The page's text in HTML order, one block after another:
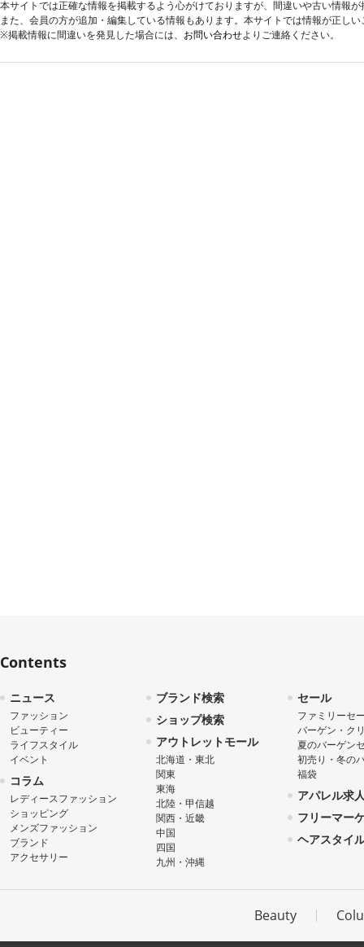
本サイトでは正確な情報を掲載するよう心がけておりますが、間違いや古い情報
また、会員の方が追加・編集している情報もあります。本サイトでは情報が正し
※掲載情報に間違いを発見した場合には、 お問い合わせよりご連絡ください。
Contents
ニュース
ファッション
ビューティー
ライフスタイル
イベント
コラム
レディースファッション
ショッピング
メンズファッション
ブランド
アクセサリー
ブランド検索
ショップ検索
アウトレットモール
北海道・東北
関東
東海
北陸・甲信越
関西・近畿
中国
四国
九州・沖縄
セール
ファミリーセ
バーゲン・ク
夏のバーゲン
初売り・冬の
福袋
アパレル求
フリーマー
ヘアスタイ
Beauty